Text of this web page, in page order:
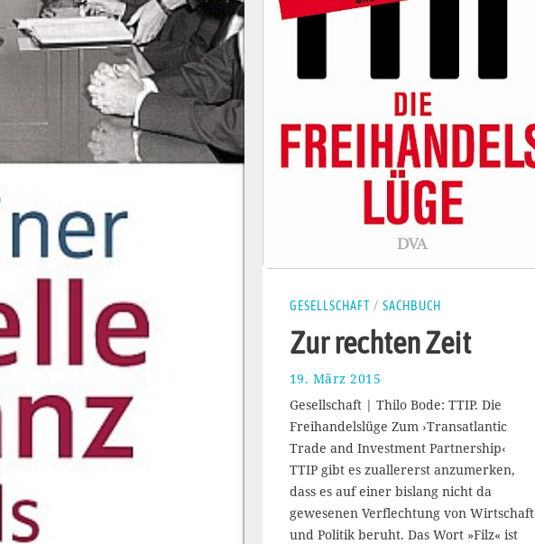
GESELLSCHAFT / SACHBUCH
Zur rechten Zeit
19. März 2015
.
M
a
i
2
0
1
5
Gesellschaft | Thilo Bode: TTIP. Die
Freihandelslüge Zum ›Transatlantic
Trade and Investment Partnership‹
TTIP gibt es zuallererst anzumerken,
dass es auf einer bislang nicht da
gewesenen Verflechtung von Wirtschaft
und Politik beruht. Das Wort »Filz« ist